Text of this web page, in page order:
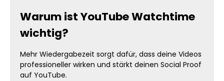
Warum ist YouTube Watchtime
wichtig?
Mehr Wiedergabezeit sorgt dafür, dass deine Videos
professioneller wirken und stärkt deinen Social Proof
auf YouTube.